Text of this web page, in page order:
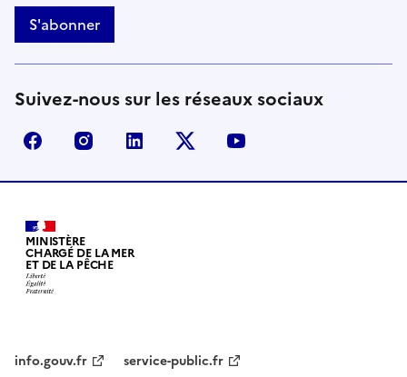
S'abonner
Suivez-nous sur les réseaux sociaux
facebook - Ministère de la Transition écologique,
instagram - Ministère de la Transition
linkedin - Ministère de la
x (anciennement twitter) -
MINISTÈRE
CHARGÉ DE LA MER
ET DE LA PÊCHE
info.gouv.fr
service-public.fr